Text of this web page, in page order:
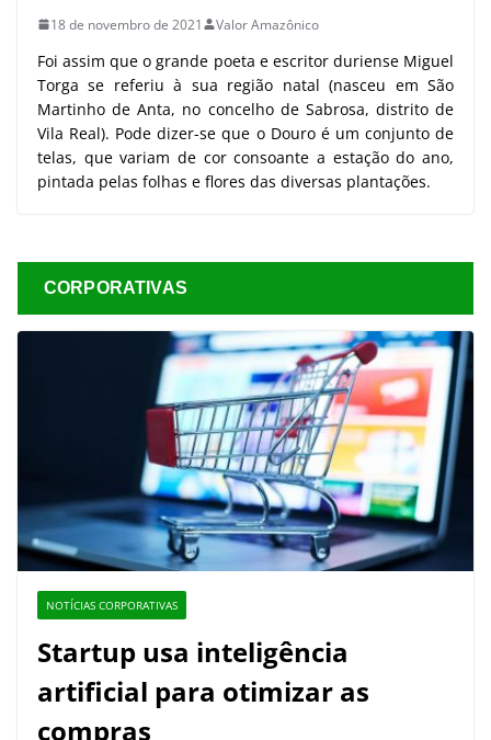
18 de novembro de 2021 Valor Amazônico
Foi assim que o grande poeta e escritor duriense Miguel
Torga se referiu à sua região natal (nasceu em São
Martinho de Anta, no concelho de Sabrosa, distrito de
Vila Real). Pode dizer-se que o Douro é um conjunto de
telas, que variam de cor consoante a estação do ano,
pintada pelas folhas e flores das diversas plantações.
CORPORATIVAS
NOTÍCIAS CORPORATIVAS
Startup usa inteligência
artificial para otimizar as
compras